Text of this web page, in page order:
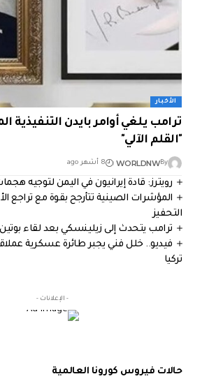
الأخبار
ترامب يلغي أوامر بايدن التنفيذية
"القلم الآلي"
By
WORLDNW 8 أشهر ago
رويترز: قادة إيرانيون في اليمن لتوجيه
المؤشرات الصينية تتأرجح بقوة مع تراجع
التحفيز
ترامب يتحدث إلى زيلينسكي بعد لقاء
فيديو.. خلل فني يجبر طائرة عسكرية
تركيا
- الإعلانات -
حالات فيروس كورونا العالمية